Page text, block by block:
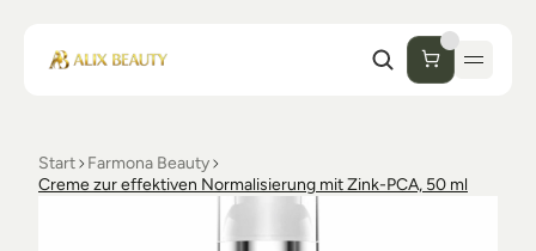
Start
Start
Farmona Beauty
Creme zur effektiven Normalisierung mit Zink-PCA, 50 ml